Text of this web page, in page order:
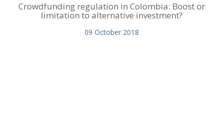
Crowdfunding regulation in Colombia: Boost or
limitation to alternative investment?
09 October 2018